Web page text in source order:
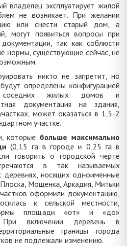
владелец эксплуатирует жилой
не возникает. При желании
или снести старый дом, а
могут появиться вопросы при
так как соблюсти
нормы, существующие сейчас, не
никто не запретит, но
определены конфигурацией
соседних жилых домов и
документация на здания,
может оказаться в 1,5-2
участке.
которые больше максимально
(0,15 га в городе и 0,25 га в
говорить о городской черте
в так называемых
носящих одноименные
Мощенка, Аркадия, Митьки
оформили документацию,
к сельской местности,
площади «от» и «до»
При включении деревень в
границы города
не подлежали изменению.